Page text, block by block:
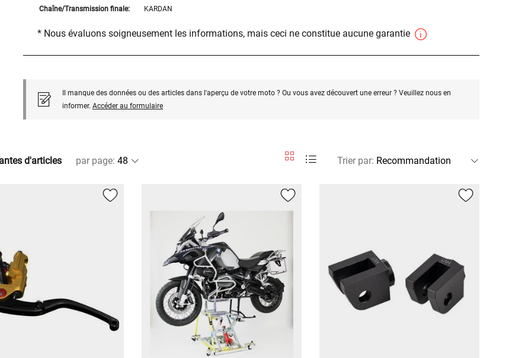
Chaîne/Transmission finale: KARDAN
* Nous évaluons soigneusement les informations, mais ceci ne constitue aucune garantie
Il manque des données ou des articles dans l'aperçu de votre moto ? Ou vous avez découvert une erreur ? Veuillez nous en
informer. Accéder au formulaire
d'articles par page: Trier par: